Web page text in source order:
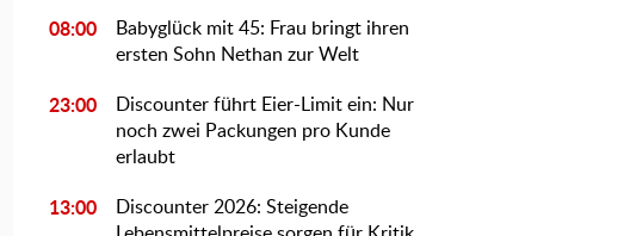
08:00
Babyglück mit 45: Frau bringt ihren
ersten Sohn Nethan zur Welt
23:00
Discounter führt Eier-Limit ein: Nur
noch zwei Packungen pro Kunde
erlaubt
13:00
Discounter 2026: Steigende